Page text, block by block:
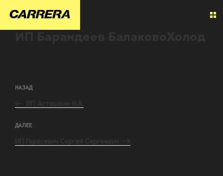
НАЗАД
ДАЛЕЕ